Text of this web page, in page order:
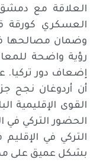
العلاقة مع
العسكري كورقة
وضمان مصالحها
رؤية واضحة
إضعاف دور تركيا.
أن أردوغان نجح
القوى الإقليمية
الحضور التركي في
التركي في
بشكل عميق على